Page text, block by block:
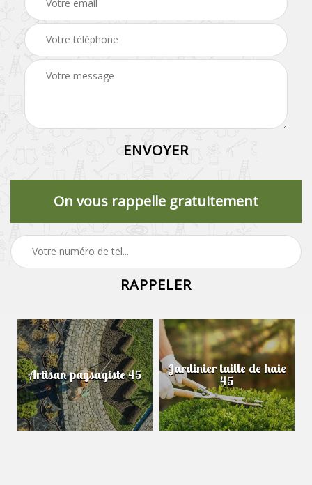
On vous rappelle gratuitement
Artisan paysagiste 45 Jardinier taille de haie
45